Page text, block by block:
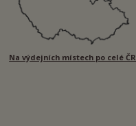
Na výdejních místech po celé ČR.